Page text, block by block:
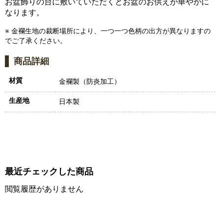
お盆飾りの台に敷いていただくとお盆のお供えが華やかに
なります。
※ 金襴生地の裁断場所により、一つ一つ色柄の出方が異なりますの
でご了承ください。
商品詳細
材質 金襴製（防炎加工）
生産地 日本製
最近チェックした商品
閲覧履歴がありません